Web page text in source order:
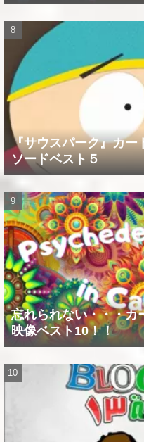
『サウスパーク』カー
ソードベスト５
忘れられない・・・カ
映像ベスト10！！